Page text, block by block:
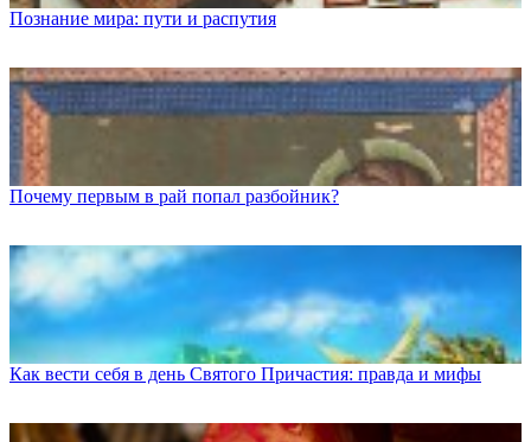
Познание мира: пути и распутия
Почему первым в рай попал разбойник?
Как вести себя в день Святого Причастия: правда и мифы